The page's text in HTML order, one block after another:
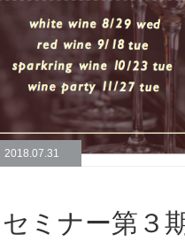
2018.07.31
ミナー第３